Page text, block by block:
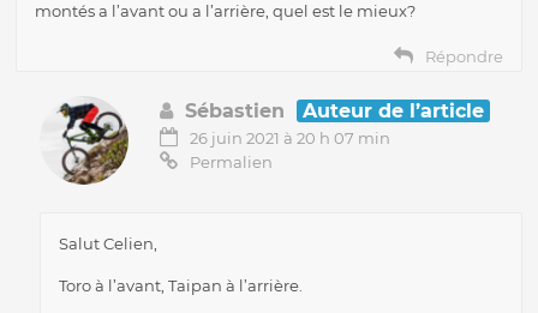
montés a l’avant ou a l’arrière, quel est le mieux?
Répondre
Sébastien Auteur de l’article
26 juin 2021 à 20 h 07 min
Permalien
Salut Celien,
Toro à l’avant, Taipan à l’arrière.